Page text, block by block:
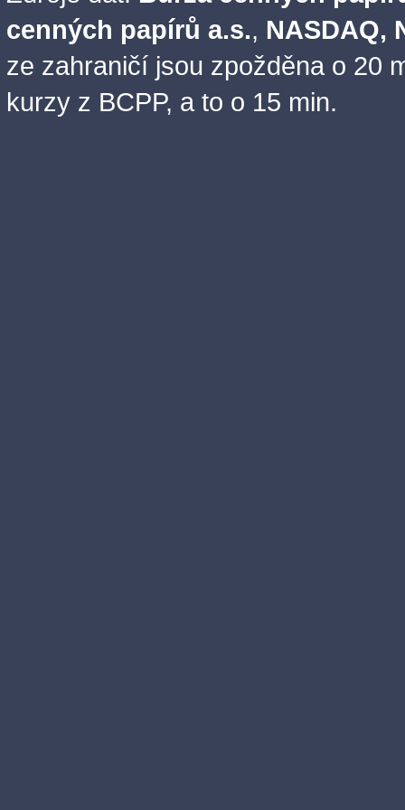
cenných papírů a.s., NASDAQ,
ze zahraničí jsou zpožděna o 20
kurzy z BCPP, a to o 15 min.